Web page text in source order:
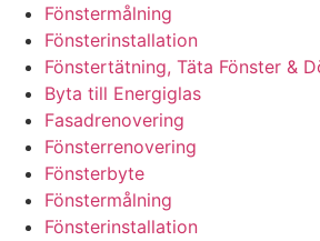
Fönstermålning
Fönsterinstallation
Fönstertätning, Täta Fönster &
Byta till Energiglas
Fasadrenovering
Fönsterrenovering
Fönsterbyte
Fönstermålning
Fönsterinstallation